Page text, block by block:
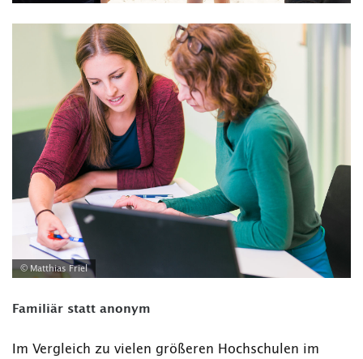
© Matthias Friel
Familiär statt anonym
Im Vergleich zu vielen größeren Hochschulen im